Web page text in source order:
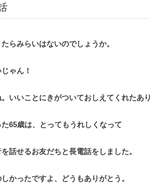
らみらいはないのでしょうか。
ゃん！
いいことにきがついておしえてくれたあ
65歳は、とってもうれしくなって
話せるお友だちと長電話をしました。
かったですよ、どうもありがとう。